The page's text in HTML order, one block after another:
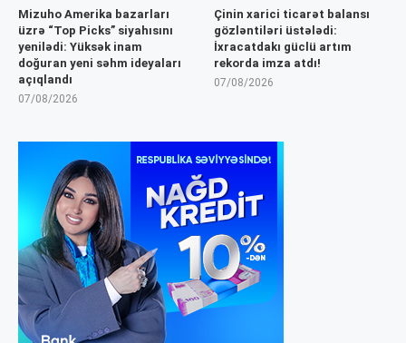
Mizuho Amerika bazarları
üzrə “Top Picks” siyahısını
yenilədi: Yüksək inam
doğuran yeni səhm ideyaları
açıqlandı
07/08/2026
Çinin xarici ticarət balansı
gözləntiləri üstələdi:
İxracatdakı güclü artım
rekorda imza atdı!
07/08/2026